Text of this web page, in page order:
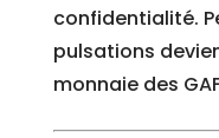
confidentialité.
pulsations
monnaie des